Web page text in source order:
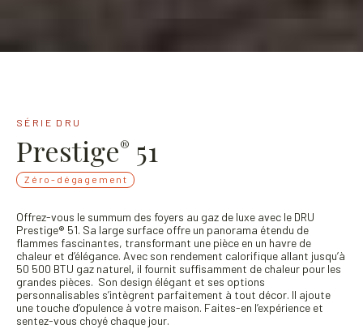
SÉRIE DRU
Prestige® 51
Zéro-dégagement
Offrez-vous le summum des foyers au gaz de luxe avec le DRU
Prestige® 51. Sa large surface offre un panorama étendu de
flammes fascinantes, transformant une pièce en un havre de
chaleur et d’élégance. Avec son rendement calorifique allant jusqu’à
50 500 BTU gaz naturel, il fournit suffisamment de chaleur pour les
grandes pièces. Son design élégant et ses options
personnalisables s’intègrent parfaitement à tout décor. Il ajoute
une touche d’opulence à votre maison. Faites-en l’expérience et
sentez-vous choyé chaque jour.